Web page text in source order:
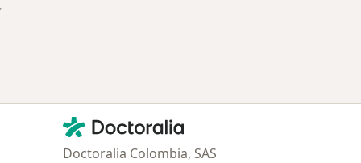
de ciudad
Contacto
Doctoralia - Página de inicio
Doctoralia Colombia, SAS